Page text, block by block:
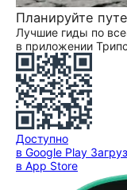
Планируйте
Лучшие гиды по
в приложении
Доступно
в Google Play
в App Store